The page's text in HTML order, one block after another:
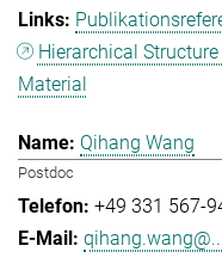
Hierarchical
Material
Qihang Wang
Postdoc
+49 331 567-